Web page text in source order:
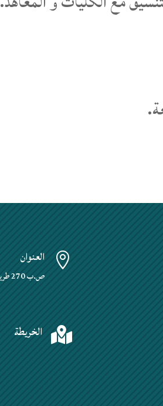
 العنوان
ص.ب 270 طريق الصومعة البليدة
 الخريطة